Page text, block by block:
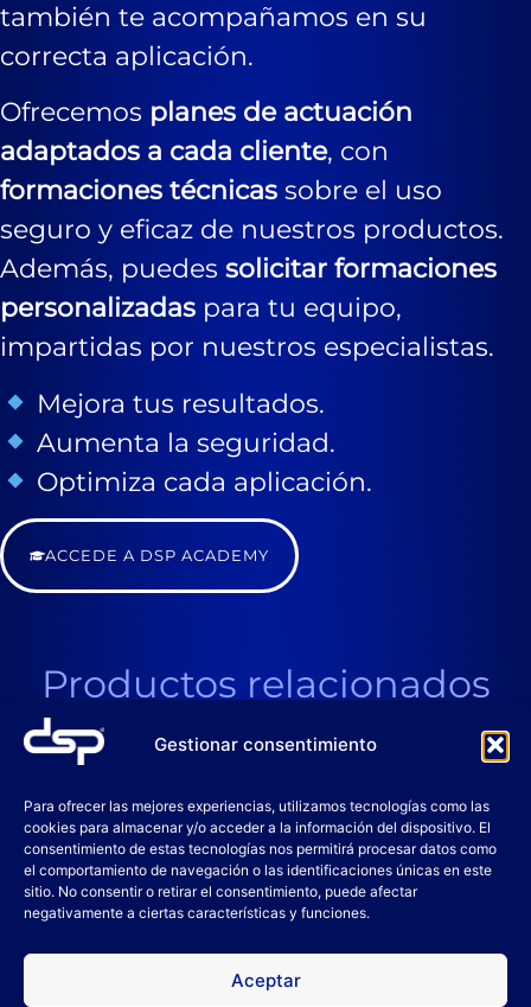
Gestionar consentimiento
Para ofrecer las mejores experiencias, utilizamos tecnologías como las
cookies para almacenar y/o acceder a la información del dispositivo. El
consentimiento de estas tecnologías nos permitirá procesar datos como
el comportamiento de navegación o las identificaciones únicas en este
sitio. No consentir o retirar el consentimiento, puede afectar
negativamente a ciertas características y funciones.
Aceptar
también te acompañamos en su
correcta aplicación.
Ofrecemos planes de actuación
adaptados a cada cliente, con
formaciones técnicas sobre el uso
seguro y eficaz de nuestros productos.
Además, puedes solicitar formaciones
personalizadas para tu equipo,
impartidas por nuestros especialistas.
Mejora tus resultados.
Aumenta la seguridad.
Optimiza cada aplicación.
ACCEDE A DSP ACADEMY
Productos relacionados